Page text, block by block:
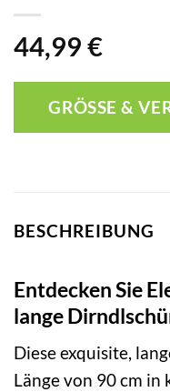
44,99 €
GRÖSSE &
BESCHREIBUNG
Entdecken Sie
lange
Diese exquisite,
Länge von 90 cm in